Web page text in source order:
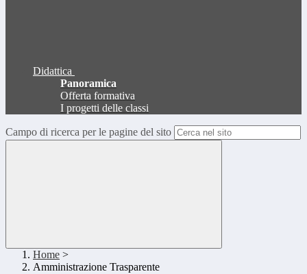
Didattica
Panoramica
Offerta formativa
I progetti delle classi
Campo di ricerca per le pagine del sito
Home >
Amministrazione Trasparente